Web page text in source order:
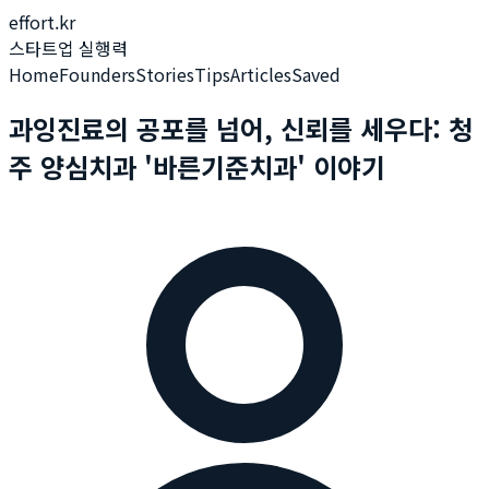
effort.kr
스타트업 실행력
HomeFoundersStoriesTipsArticlesSaved
과잉진료의 공포를 넘어, 신뢰를 세우다: 청
주 양심치과 '바른기준치과' 이야기